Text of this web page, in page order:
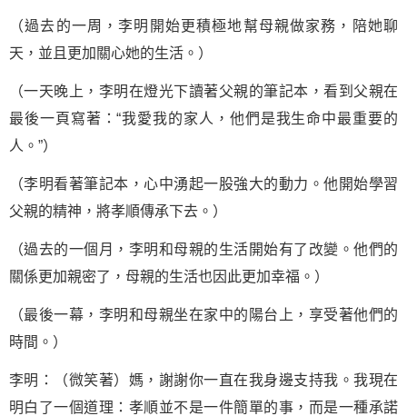
（過去的一周，李明開始更積極地幫母親做家務，陪她聊
天，並且更加關心她的生活。）
（一天晚上，李明在燈光下讀著父親的筆記本，看到父親在
最後一頁寫著：“我愛我的家人，他們是我生命中最重要的
人。”）
（李明看著筆記本，心中湧起一股強大的動力。他開始學習
父親的精神，將孝順傳承下去。）
（過去的一個月，李明和母親的生活開始有了改變。他們的
關係更加親密了，母親的生活也因此更加幸福。）
（最後一幕，李明和母親坐在家中的陽台上，享受著他們的
時間。）
李明：（微笑著）媽，謝謝你一直在我身邊支持我。我現在
明白了一個道理：孝順並不是一件簡單的事，而是一種承諾